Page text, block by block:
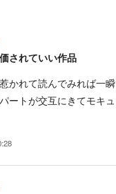
されていい作品
かれて読んでみれば一
ートが交互にきてモキ